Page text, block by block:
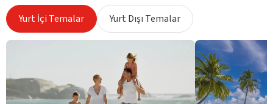
Yurt İçi Temalar Yurt Dışı Temalar